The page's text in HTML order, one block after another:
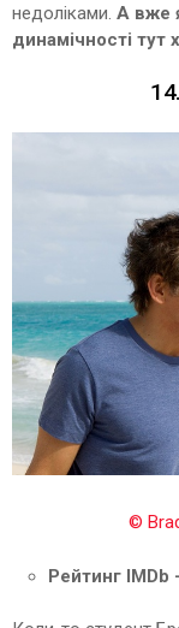
недоліками. А вже
динамічності тут
©
Рейтинг IMDb